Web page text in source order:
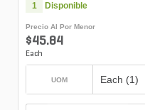
1 Disponible
Precio Al Por Menor
$45.84
Each
UOM Each (1)